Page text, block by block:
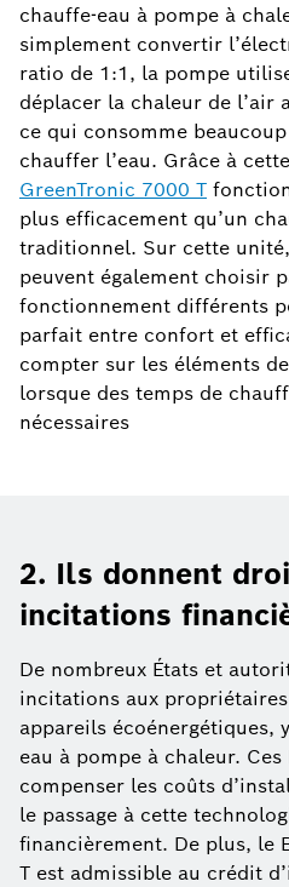
chauffe-eau à pompe à
simplement convertir
ratio de 1:1, la pompe
déplacer la chaleur de l’air
ce qui consomme
chauffer l’eau. Grâce à
GreenTronic 7000 T
plus efficacement qu’un
traditionnel. Sur cette
peuvent également choisir
fonctionnement différents
parfait entre confort et
compter sur les éléments
lorsque des temps de
nécessaires
2. Ils donnent
incitations
De nombreux États et
incitations aux
appareils écoénergétiques,
eau à pompe à chaleur.
compenser les coûts
le passage à cette
financièrement. De plus, le
T est admissible au crédit